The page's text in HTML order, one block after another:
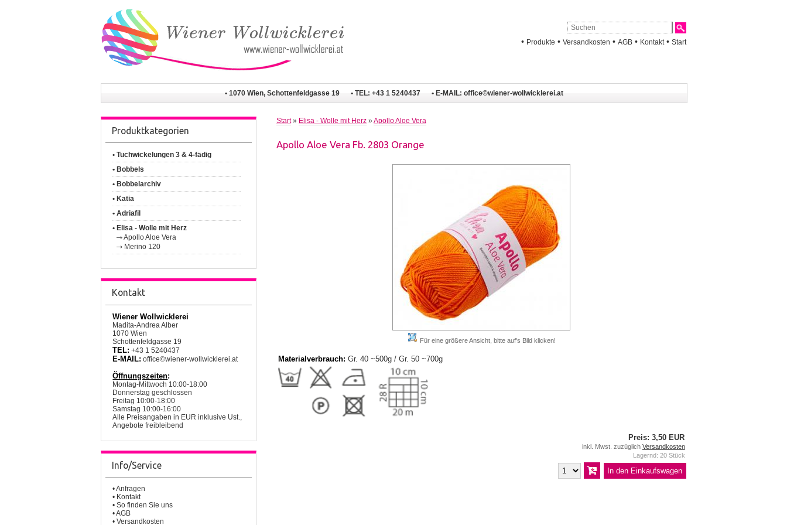
• Produkte • Versandkosten • AGB • Kontakt • Start
• 1070 Wien, Schottenfeldgasse 19 • TEL: +43 1 5240437 • E-MAIL:office©wiener-wollwicklerei.at
Produktkategorien
• Tuchwickelungen 3 & 4-fädig
• Bobbels
• Bobbelarchiv
• Katia
• Adriafil
• Elisa - Wolle mit Herz
Apollo Aloe Vera
Merino 120
Kontakt
Wiener Wollwicklerei
Madita-Andrea Alber
1070 Wien
Schottenfeldgasse 19
TEL: +43 1 5240437
E-MAIL: office©wiener-wollwicklerei.at
Öffnungszeiten:
Montag-Mittwoch 10:00-18:00
Donnerstag geschlossen
Freitag 10:00-18:00
Samstag 10:00-16:00
Alle Preisangaben in EUR inklusive Ust.,
Angebote freibleibend
Info/Service
•Anfragen
• Kontakt
•So finden Sie uns
•AGB
•Versandkosten
Start» Elisa - Wolle mit Herz »Apollo Aloe Vera
Apollo Aloe Vera Fb. 2803 Orange
Für eine größere Ansicht, bitte auf's Bild klicken!
Materialverbrauch: Gr. 40 ~500g / Gr. 50 ~700g
Preis: 3,50 EUR
inkl. Mwst. zuzüglich Versandkosten
Lagernd: 20 Stück